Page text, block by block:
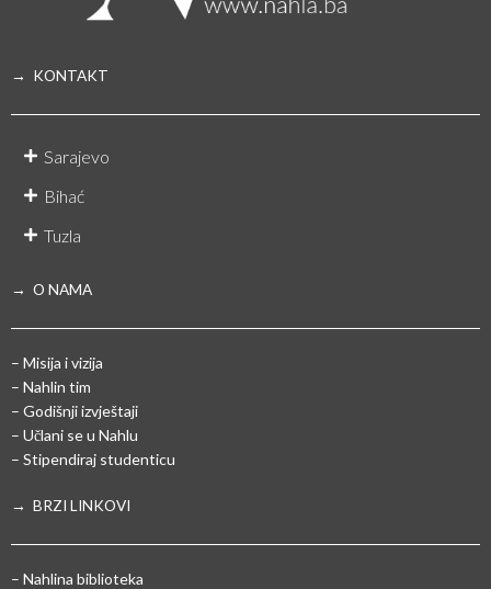
→ KONTAKT
Sarajevo
Bihać
Tuzla
→ O NAMA
– Misija i vizija
– Nahlin tim
– Godišnji izvještaji
– Učlani se u Nahlu
– Stipendiraj studenticu
→ BRZI LINKOVI
– Nahlina biblioteka